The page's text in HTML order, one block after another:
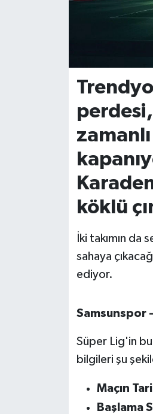
köklü
İki takımın
sahaya
ediyor.
Samsunspor
Süper Lig'in bu
bilgileri şu
Maçın
Başlama
KENT GÜNDEMİ
KÜLTÜR-SANAT
MAGAZİN
Resmi İlanlar